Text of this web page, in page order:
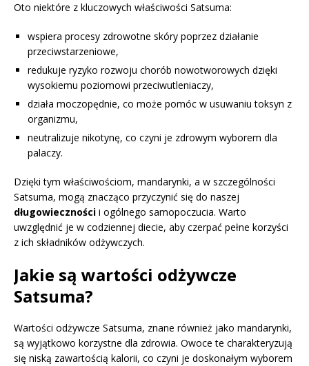
Oto niektóre z kluczowych właściwości Satsuma:
wspiera procesy zdrowotne skóry poprzez działanie
przeciwstarzeniowe,
redukuje ryzyko rozwoju chorób nowotworowych dzięki
wysokiemu poziomowi przeciwutleniaczy,
działa moczopędnie, co może pomóc w usuwaniu toksyn z
organizmu,
neutralizuje nikotynę, co czyni je zdrowym wyborem dla
palaczy.
Dzięki tym właściwościom, mandarynki, a w szczególności
Satsuma, mogą znacząco przyczynić się do naszej
długowieczności i ogólnego samopoczucia. Warto
uwzględnić je w codziennej diecie, aby czerpać pełne korzyści
z ich składników odżywczych.
Jakie są wartości odżywcze
Satsuma?
Wartości odżywcze Satsuma, znane również jako mandarynki,
są wyjątkowo korzystne dla zdrowia. Owoce te charakteryzują
się niską zawartością kalorii, co czyni je doskonałym wyborem